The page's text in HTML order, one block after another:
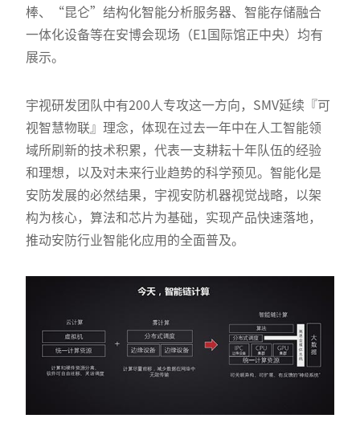
棒、“昆仑”结构化智能分析服务器、智能存储融合
一体化设备等在安博会现场（E1国际馆正中央）均有
展示。
宇视研发团队中有200人专攻这一方向，SMV延续『可
视智慧物联』理念，体现在过去一年中在人工智能领
域所刷新的技术积累，代表一支耕耘十年队伍的经验
和理想，以及对未来行业趋势的科学预见。智能化是
安防发展的必然结果，宇视安防机器视觉战略，以架
构为核心，算法和芯片为基础，实现产品快速落地，
推动安防行业智能化应用的全面普及。